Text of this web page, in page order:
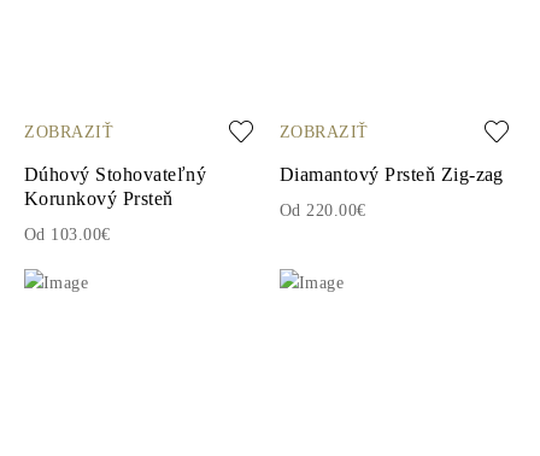
ZOBRAZIŤ
Dúhový Stohovateľný
Korunkový Prsteň
Od 103.00€
ZOBRAZIŤ
Diamantový Prsteň Zig-zag
Od 220.00€